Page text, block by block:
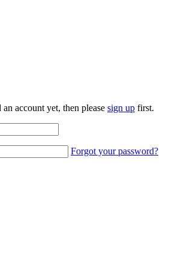
account yet, then please sign up first.
Forgot your password?